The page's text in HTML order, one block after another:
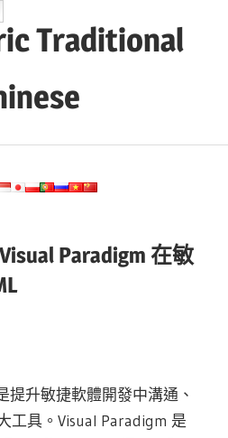
Traditional
Paradigm 在敏
提升敏捷軟體開發中溝通、
工具。Visual Paradigm 是